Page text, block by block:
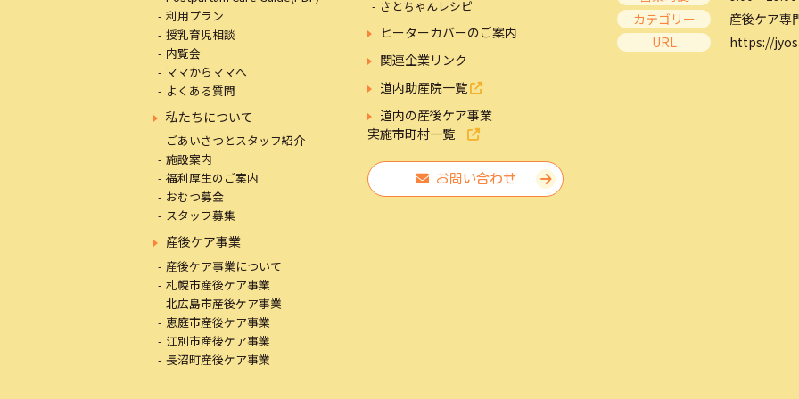
利用プラン
授乳育児相談
内覧会
ママからママへ
よくある質問
私たちについて
ごあいさつとスタッフ紹介
施設案内
福利厚生のご案内
おむつ募金
スタッフ募集
産後ケア事業
産後ケア事業について
札幌市産後ケア事業
北広島市産後ケア事業
恵庭市産後ケア事業
江別市産後ケア事業
長沼町産後ケア事業
さとちゃんレシピ
ヒーターカバーのご案内
関連企業リンク
道内助産院一覧
道内の産後ケア事業
実施市町村一覧
お問い合わせ
カテゴリー
産後ケア専
URL
https://